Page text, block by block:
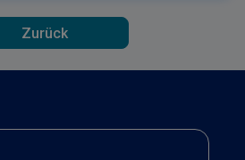
Zurück